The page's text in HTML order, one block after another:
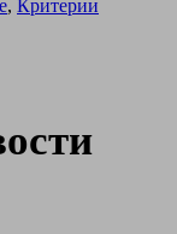
, Критерии